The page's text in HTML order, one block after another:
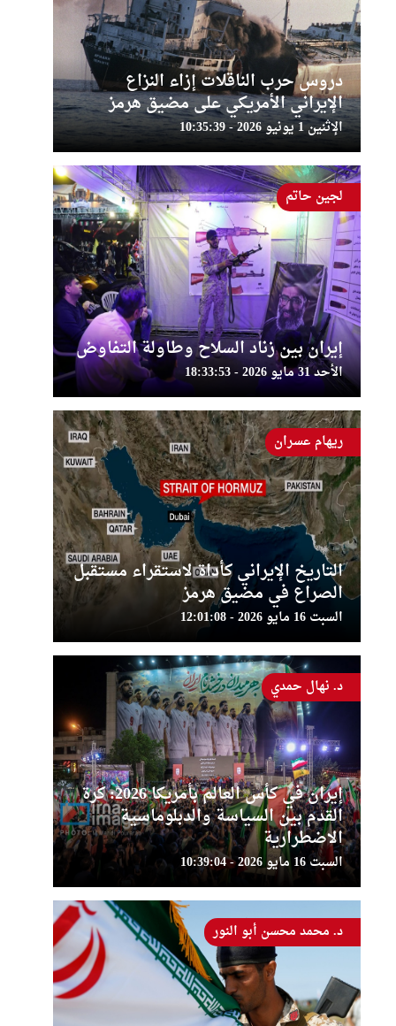
دروس حرب الناقلات إزاء النزاع
الإيراني الأمريكي على مضيق هرمز
الإثنين 1 يونيو 2026 - 10:35:39
إيران بين زناد السلاح وطاولة التفاوض
الأحد 31 مايو 2026 - 18:33:53
لجين حاتم
التاريخ الإيراني كأداة لاستقراء مستقبل
الصراع في مضيق هرمز
السبت 16 مايو 2026 - 12:01:08
ريهام عسران
إيران في كأس العالم بأمريكا 2026: كرة
القدم بين السياسة والدبلوماسية
الاضطرارية
السبت 16 مايو 2026 - 10:39:04
د. نهال حمدي
د. محمد محسن أبو النور